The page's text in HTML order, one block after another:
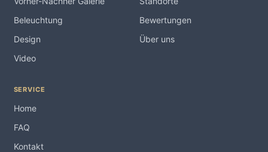
Beleuchtung
Design
Video
Bewertungen
Über uns
SERVICE
Home
FAQ
Kontakt